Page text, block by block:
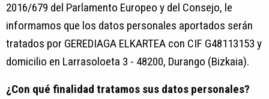
2016/679 del Parlamento Europeo y del Consejo, le
informamos que los datos personales aportados serán
tratados por GEREDIAGA ELKARTEA con CIF G48113153 y
domicilio en Larrasoloeta 3 - 48200, Durango (Bizkaia).
¿Con qué finalidad tratamos sus datos personales?